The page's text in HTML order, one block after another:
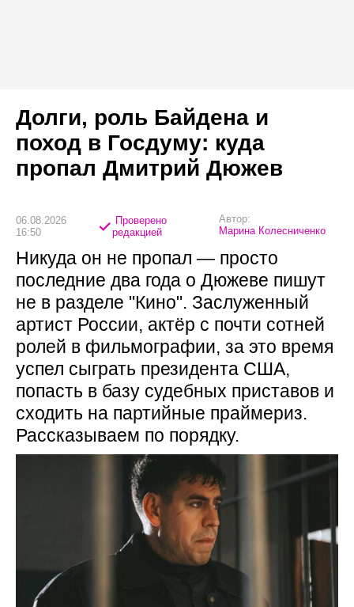
Долги, роль Байдена и
поход в Госдуму: куда
пропал Дмитрий Дюжев
06.08.2026
16:50
Проверено
редакцией
Автор:
Марина Колесниченко
Никуда он не пропал — просто
последние два года о Дюжеве пишут
не в разделе "Кино". Заслуженный
артист России, актёр с почти сотней
ролей в фильмографии, за это время
успел сыграть президента США,
попасть в базу судебных приставов и
сходить на партийные праймериз.
Рассказываем по порядку.